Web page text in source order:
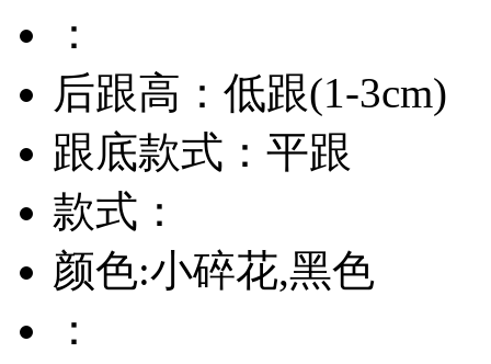
：
后跟高：低跟(1-3cm)
跟底款式：平跟
款式：
颜色:小碎花,黑色
：